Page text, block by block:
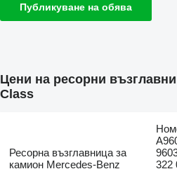
Публикуване на обява
Цени на ресорни
Class
Ресорна възглавница за
камион Mercedes-Benz
322